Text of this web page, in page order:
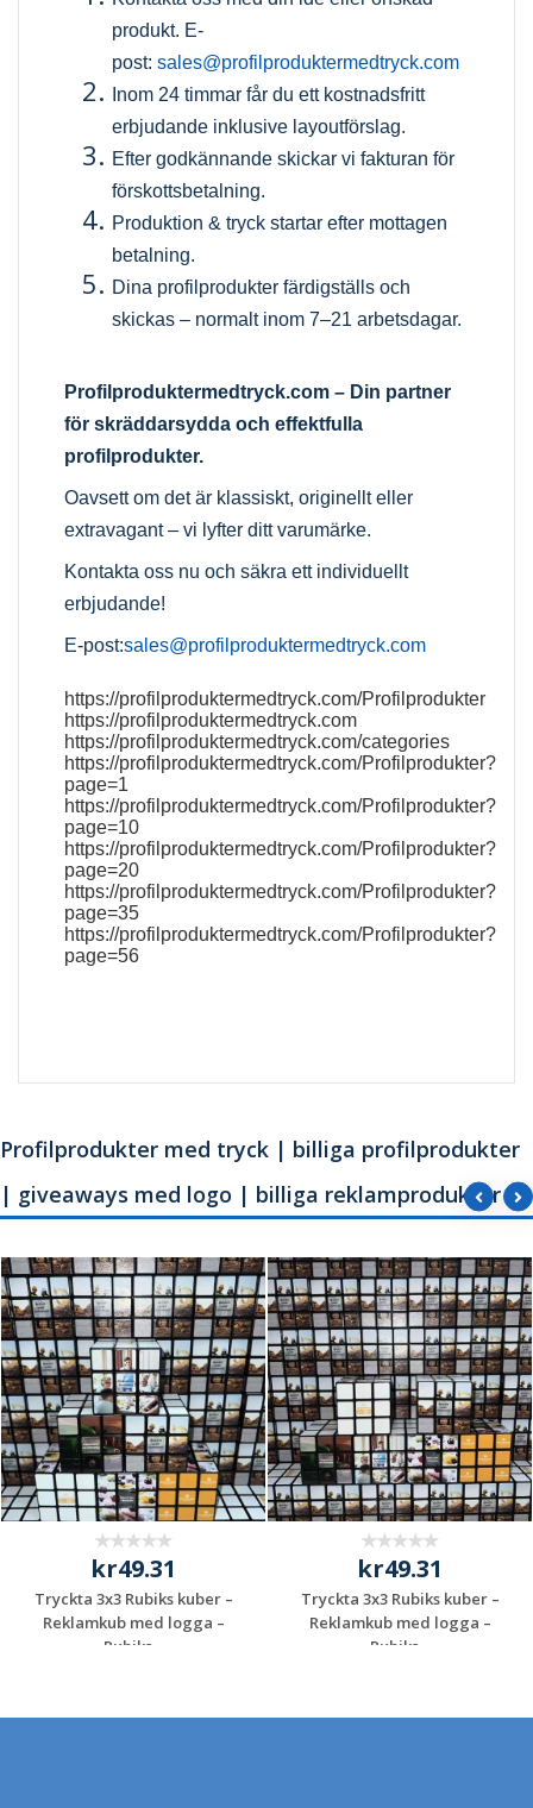
produkt. E-
post:sales@profilproduktermedtryck.com
Inom 24 timmar får du ett kostnadsfritt
erbjudande inklusive layoutförslag.
Efter godkännande skickar vi fakturan för
förskottsbetalning.
Produktion & tryck startar efter mottagen
betalning.
Dina profilprodukter färdigställs och
skickas – normalt inom 7–21 arbetsdagar.
Profilproduktermedtryck.com– Din partner
för skräddarsydda och effektfulla
profilprodukter.
Oavsett om det är klassiskt, originellt eller
extravagant – vi lyfter ditt varumärke.
Kontakta oss nu och säkra ett individuellt
erbjudande!
E-post:sales@profilproduktermedtryck.com
https://profilproduktermedtryck.com/Profilprodukter
https://profilproduktermedtryck.com
https://profilproduktermedtryck.com/categories
https://profilproduktermedtryck.com/Profilprodukter?
page=1
https://profilproduktermedtryck.com/Profilprodukter?
page=10
https://profilproduktermedtryck.com/Profilprodukter?
page=20
https://profilproduktermedtryck.com/Profilprodukter?
page=35
https://profilproduktermedtryck.com/Profilprodukter?
page=56
Profilprodukter med tryck | billiga profilprodukter
| giveaways med logo | billiga reklamprodukter
kr49.31
Tryckta 3x3 Rubiks kuber –
Reklamkub med logga –
Rubiks...
kr49.31
Tryckta 3x3 Rubiks kuber –
Reklamkub med logga –
Rubiks...